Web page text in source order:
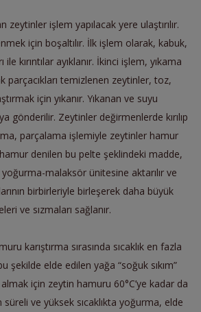
zeytinler işlem yapılacak yere ulaştırılır.
için boşaltılır. İlk işlem olarak, kabuk,
kırıntılar ayıklanır. İkinci işlem, yıkama
parçacıkları temizlenen zeytinler, toz,
için yıkanır. Yıkanan ve suyu
gönderilir. Zeytinler değirmenlerde kırılıp
parçalama işlemiyle zeytinler hamur
hamur denilen bu pelte şeklindeki madde,
malaksör ünitesine aktarılır ve
birbirleriyle birleşerek daha büyük
ve sızmaları sağlanır.
karıştırma sırasında sıcaklık en fazla
şekilde elde edilen yağa “soğuk sıkım”
için zeytin hamuru 60°C’ye kadar da
süreli ve yüksek sıcaklıkta yoğurma, elde